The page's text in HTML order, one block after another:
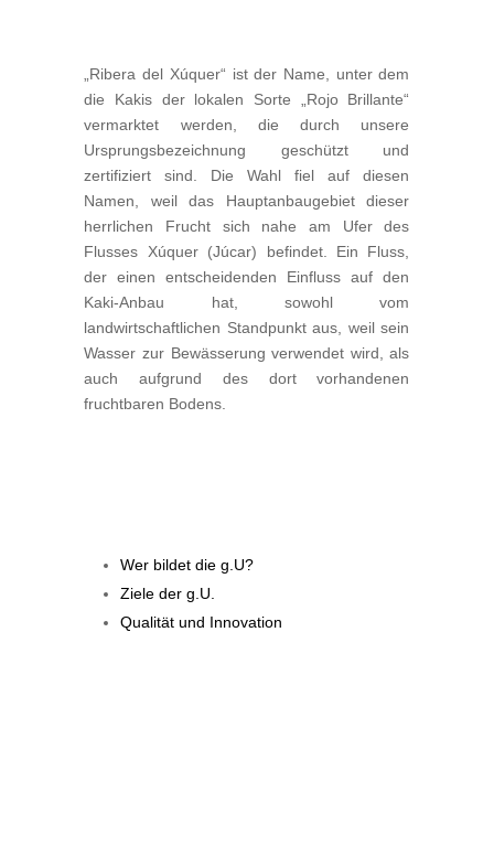
„Ribera del Xúquer“ ist der Name, unter dem
die Kakis der lokalen Sorte „Rojo Brillante“
vermarktet werden, die durch unsere
Ursprungsbezeichnung geschützt und
zertifiziert sind. Die Wahl fiel auf diesen
Namen, weil das Hauptanbaugebiet dieser
herrlichen Frucht sich nahe am Ufer des
Flusses Xúquer (Júcar) befindet. Ein Fluss,
der einen entscheidenden Einfluss auf den
Kaki-Anbau hat, sowohl vom
landwirtschaftlichen Standpunkt aus, weil sein
Wasser zur Bewässerung verwendet wird, als
auch aufgrund des dort vorhandenen
fruchtbaren Bodens.
Wer bildet die g.U?
Ziele der g.U.
Qualität und Innovation